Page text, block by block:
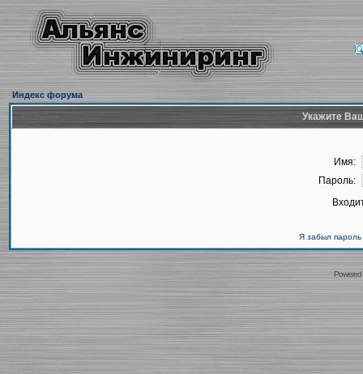
Индекс форума
Укажите
Имя:
Пароль:
Я забыл пароль